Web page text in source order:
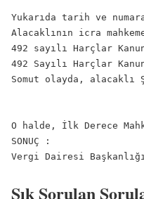
Yukarıda tarih ve
Alacaklının icra
492 sayılı Harçlar
492 Sayılı Harçlar
Somut olayda,
O halde, İlk Derece
SONUÇ :
Sık Sorulan